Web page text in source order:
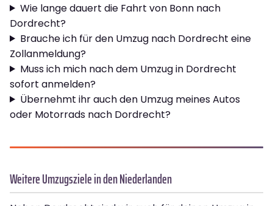
Wie lange dauert die Fahrt von Bonn nach
Dordrecht?
Brauche ich für den Umzug nach Dordrecht eine
Zollanmeldung?
Muss ich mich nach dem Umzug in Dordrecht
sofort anmelden?
Übernehmt ihr auch den Umzug meines Autos
oder Motorrads nach Dordrecht?
Weitere Umzugsziele in den Niederlanden